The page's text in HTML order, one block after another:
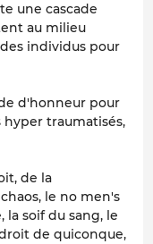
une cascade
au milieu
individus pour
d'honneur pour
hyper traumatisés,
de la
le no men's
la soif du sang, le
de quiconque,